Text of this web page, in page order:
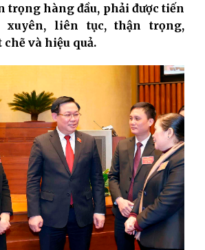
trọng hàng đầu, phải được tiến
xuyên, liên tục, thận trọng,
và hiệu quả.